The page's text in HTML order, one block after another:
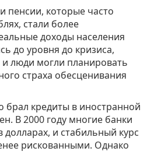
пенсии, которые часто
стали более
доходы населения
до уровня до кризиса,
люди могли планировать
страха обесценивания
брал кредиты в иностранной
В 2000 году многие банки
долларах, и стабильный курс
рискованными. Однако